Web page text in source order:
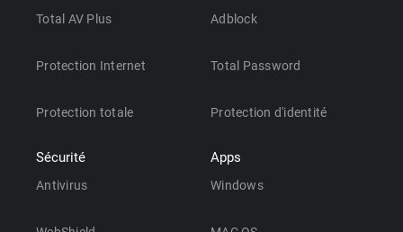
Total AV Plus
Protection Internet
Protection totale
Sécurité
Antivirus
Adblock
Total Password
Protection d'identité
Apps
Windows